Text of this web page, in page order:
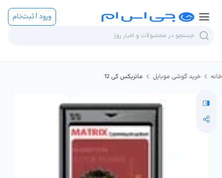
ورود | ثبت‌نام
خانه خرید گوشی موبایل ماتریکس کی 12